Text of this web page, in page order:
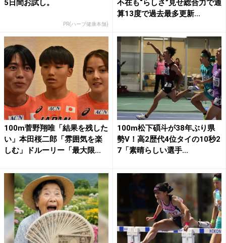
5日間お試し。
PR(ハーブ健康本舗)
不在も“らしさ”見せ総合力で通
算13度で過去最多更新...
100m菅野翔唯「結果を残した
い」本田桜二郎「雰囲気を楽
しむ」ドルーリー「最大限...
100m松下碩斗が38年ぶり県
勢V！高2歴代4位タイの10秒2
7「素晴らしい選手...